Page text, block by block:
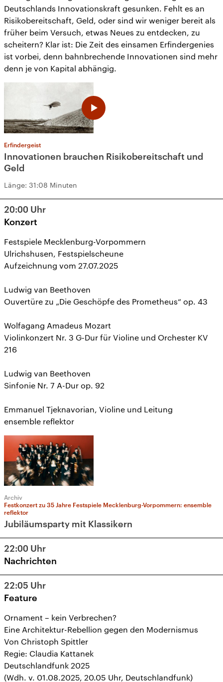
Deutschlands Innovationskraft gesunken. Fehlt es an
Risikobereitschaft, Geld, oder sind wir weniger bereit als
früher beim Versuch, etwas Neues zu entdecken, zu
scheitern? Klar ist: Die Zeit des einsamen Erfindergenies
ist vorbei, denn bahnbrechende Innovationen sind mehr
denn je von Kapital abhängig.
Erfindergeist
Innovationen brauchen Risikobereitschaft und
Geld
Länge: 31:08 Minuten
20:00 Uhr
Konzert
Festspiele Mecklenburg-Vorpommern
Ulrichshusen, Festspielscheune
Aufzeichnung vom 27.07.2025
Ludwig van Beethoven
Ouvertüre zu „Die Geschöpfe des Prometheus“ op. 43
Wolfagang Amadeus Mozart
Violinkonzert Nr. 3 G-Dur für Violine und Orchester KV
216
Ludwig van Beethoven
Sinfonie Nr. 7 A-Dur op. 92
Emmanuel Tjeknavorian, Violine und Leitung
ensemble reflektor
Archiv
Festkonzert zu 35 Jahre Festspiele Mecklenburg-Vorpommern: ensemble
reflektor
Jubiläumsparty mit Klassikern
22:00 Uhr
Nachrichten
22:05 Uhr
Feature
Ornament – kein Verbrechen?
Eine Architektur-Rebellion gegen den Modernismus
Von Christoph Spittler
Regie: Claudia Kattanek
Deutschlandfunk 2025
(Wdh. v. 01.08.2025, 20.05 Uhr, Deutschlandfunk)